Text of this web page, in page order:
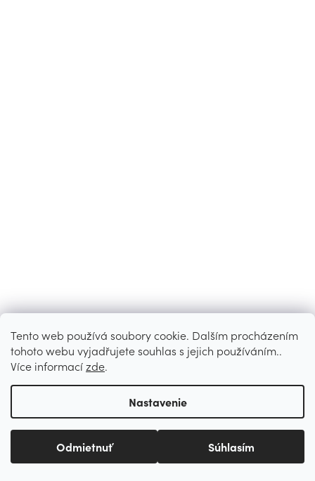
Tento web používá soubory cookie. Dalším procházením
tohoto webu vyjadřujete souhlas s jejich používáním..
Více informacízde.
Nastavenie
Odmietnuť Súhlasím